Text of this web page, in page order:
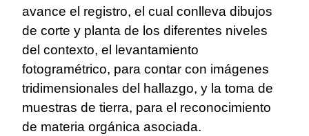
avance el registro, el cual conlleva dibujos
de corte y planta de los diferentes niveles
del contexto, el levantamiento
fotogramétrico, para contar con imágenes
tridimensionales del hallazgo, y la toma de
muestras de tierra, para el reconocimiento
de materia orgánica asociada.